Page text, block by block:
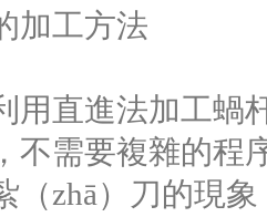
加工方法
用直進法加工蝸
不需要複雜的程
（zhā）刀的現